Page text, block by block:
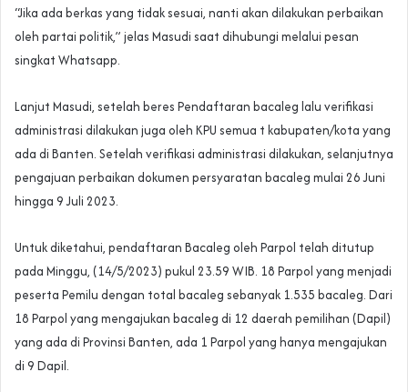
“Jika ada berkas yang tidak sesuai, nanti akan dilakukan perbaikan
oleh partai politik,” jelas Masudi saat dihubungi melalui pesan
singkat Whatsapp.
Lanjut Masudi, setelah beres Pendaftaran bacaleg lalu verifikasi
administrasi dilakukan juga oleh KPU semua t kabupaten/kota yang
ada di Banten. Setelah verifikasi administrasi dilakukan, selanjutnya
pengajuan perbaikan dokumen persyaratan bacaleg mulai 26 Juni
hingga 9 Juli 2023.
Untuk diketahui, pendaftaran Bacaleg oleh Parpol telah ditutup
pada Minggu, (14/5/2023) pukul 23.59 WIB. 18 Parpol yang menjadi
peserta Pemilu dengan total bacaleg sebanyak 1.535 bacaleg. Dari
18 Parpol yang mengajukan bacaleg di 12 daerah pemilihan (Dapil)
yang ada di Provinsi Banten, ada 1 Parpol yang hanya mengajukan
di 9 Dapil.